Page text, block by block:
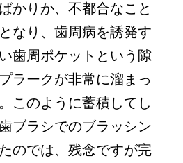
かりか、不都合なこと
なり、歯周病を誘発す
歯周ポケットという隙
ラークが非常に溜まっ
このように蓄積してし
ブラシでのブラッシン
のでは、残念ですが完